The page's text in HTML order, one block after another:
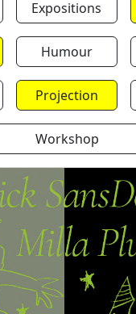
Expositions
Humour
Projection
Workshop